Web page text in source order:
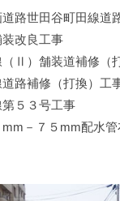
路世田谷町田線道
改良工事
（Ⅱ）舗装道補修（
路補修（打換）工
５３号工事
－７５mm配水